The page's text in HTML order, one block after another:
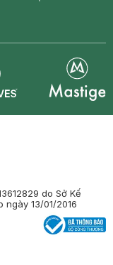
do Sở Kế
13/01/2016